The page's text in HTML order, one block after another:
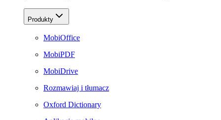
Produkty
MobiOffice
MobiPDF
MobiDrive
Rozmawiaj i tłumacz
Oxford Dictionary